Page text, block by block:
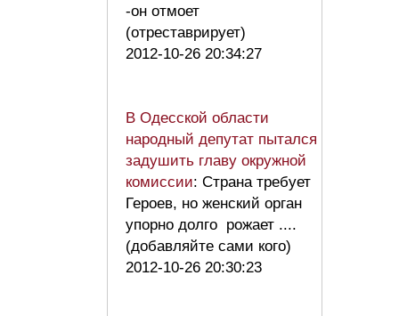
-он отмоет
(отреставрирует)
2012-10-26 20:34:27
В Одесской области
народный депутат пытался
задушить главу окружной
комиссии: Страна требует
Героев, но женский орган
упорно долго рожает ....
(добавляйте сами кого)
2012-10-26 20:30:23